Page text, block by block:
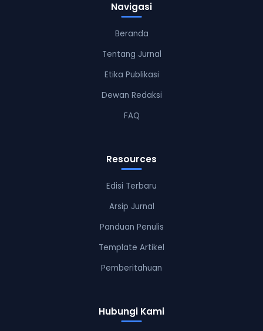
Navigasi
Beranda
Tentang Jurnal
Etika Publikasi
Dewan Redaksi
FAQ
Resources
Edisi Terbaru
Arsip Jurnal
Panduan Penulis
Template Artikel
Pemberitahuan
Hubungi Kami